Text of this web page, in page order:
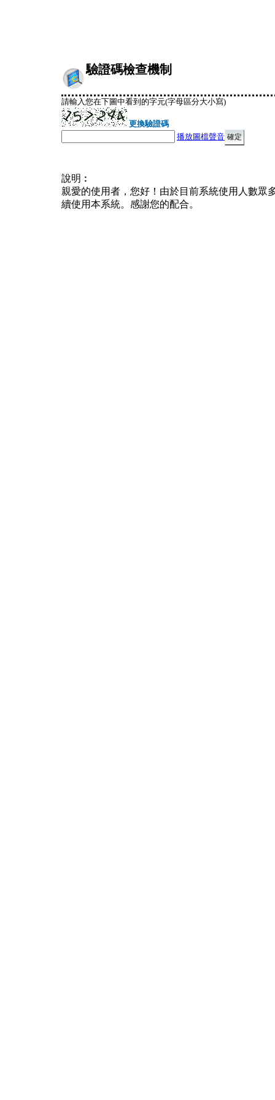
驗證碼檢查機制
請輸入您在下圖中看到的字元(字母區分大小寫)
更換驗證碼
播放圖檔聲音
說明︰
親愛的使用者，您好！由於目前系統使用人數眾
續使用本系統。感謝您的配合。